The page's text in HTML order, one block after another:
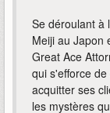
Se déroulant à
Meiji au Japon
Great Ace
qui s'efforce
acquitter ses
les mystères